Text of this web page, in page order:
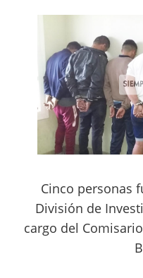
Cinco personas
División de
cargo del